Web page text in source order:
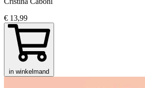
€ 13,99
in winkelmand